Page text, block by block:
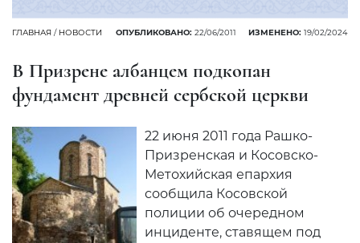
ГЛАВНАЯ / НОВОСТИ ОПУБЛИКОВАНО: 22/06/2011 ИЗМЕНЕНО: 19/02/2024
В Призрене албанцем подкопан
фундамент древней сербской церкви
22 июня 2011 года Рашко-
Призренская и Косовско-
Метохийская епархия
сообщила Косовской
полиции об очередном
инциденте, ставящем под